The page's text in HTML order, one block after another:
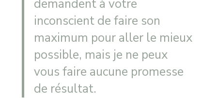
demandent à votre
inconscient de faire son
maximum pour aller le mieux
possible, mais je ne peux
vous faire aucune promesse
de résultat.